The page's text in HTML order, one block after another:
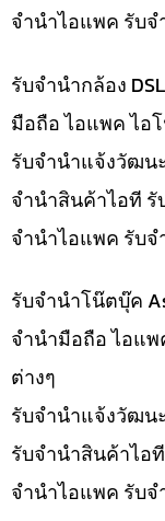
จำนำไอแพค รับ
รับจำนำกล้อง
มือถือ ไอแพค ไอ
รับจํานําแจ้งวัฒน
จำนำสินค้าไอที
จำนำไอแพค รับจ
รับจำนำโน๊ตบุ๊ค
จำนำมือถือ ไอแ
ต่างๆ
รับจํานําแจ้งวัฒน
รับจำนำสินค้าไอ
จำนำไอแพค รับจ